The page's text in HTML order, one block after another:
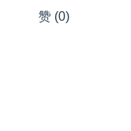
赞 (0)